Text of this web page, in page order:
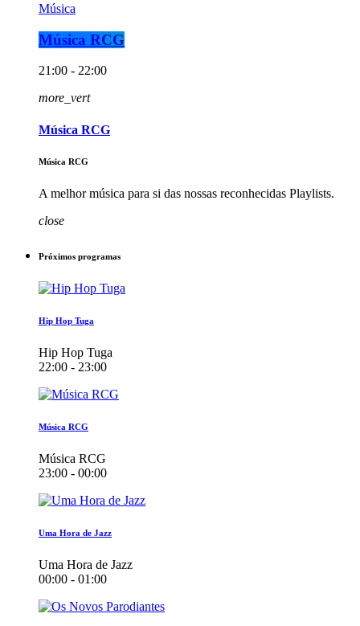
Música
Música RCG
21:00 - 22:00
more_vert
Música RCG
Música RCG
A melhor música para si das nossas reconhecidas Playlists.
close
Próximos programas
Hip Hop Tuga
Hip Hop Tuga
22:00 - 23:00
Música RCG
Música RCG
23:00 - 00:00
Uma Hora de Jazz
Uma Hora de Jazz
00:00 - 01:00